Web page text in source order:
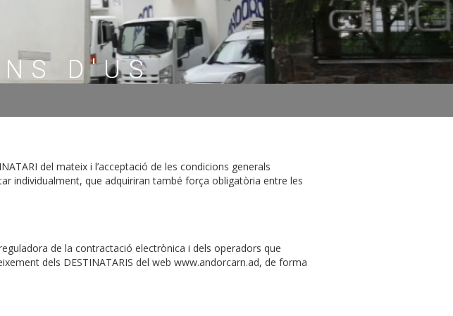
D'US
del mateix i l’acceptació de les condicions generals
individualment, que adquiriran també força obligatòria entre les
de la contractació electrònica i dels operadors que
dels DESTINATARIS del web www.andorcarn.ad, de forma